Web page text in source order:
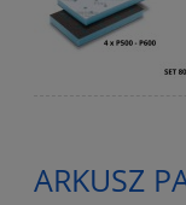
ARKUSZ